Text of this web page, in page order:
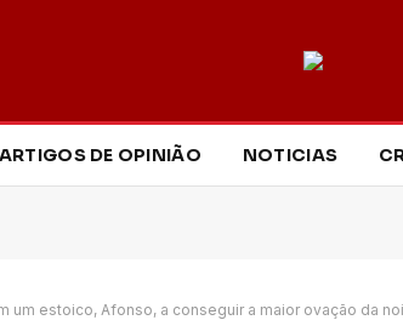
ARTIGOS DE OPINIÃO NOTICIAS
um estoico, Afonso, a conseguir a maior ovação da